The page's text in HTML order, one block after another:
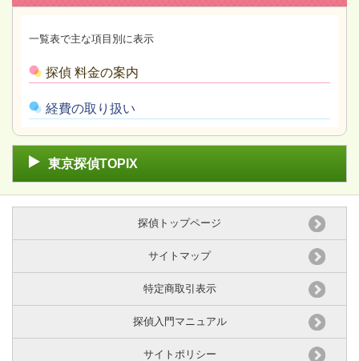
一覧表で主な項目別に表示
探偵 料金の案内
経費の取り扱い
東京探偵TOPIX
探偵トップページ
サイトマップ
特定商取引表示
探偵入門マニュアル
サイトポリシー